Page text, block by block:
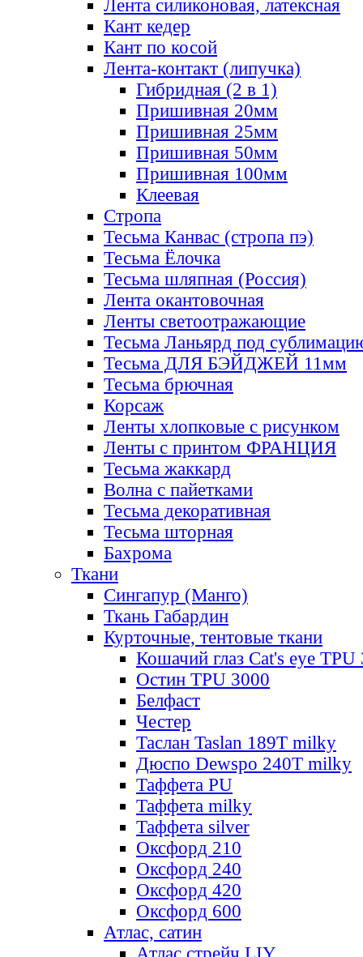
Лента силиконовая, латексная
Кант кедер
Кант по косой
Лента-контакт (липучка)
Гибридная (2 в 1)
Пришивная 20мм
Пришивная 25мм
Пришивная 50мм
Пришивная 100мм
Клеевая
Стропа
Тесьма Канвас (стропа пэ)
Тесьма Ёлочка
Тесьма шляпная (Россия)
Лента окантовочная
Ленты светоотражающие
Тесьма Ланьярд под
Тесьма ДЛЯ БЭЙДЖЕЙ 11мм
Тесьма брючная
Корсаж
Ленты хлопковые с рисунком
Ленты с принтом ФРАНЦИЯ
Тесьма жаккард
Волна с пайетками
Тесьма декоративная
Тесьма шторная
Бахрома
Ткани
Сингапур (Манго)
Ткань Габардин
Курточные, тентовые ткани
Кошачий глаз Cat's eye TPU
Остин TPU 3000
Белфаст
Честер
Таслан Taslan 189T milky
Дюспо Dewspo 240T milky
Таффета PU
Таффета milky
Таффета silver
Оксфорд 210
Оксфорд 240
Оксфорд 420
Оксфорд 600
Атлас, сатин